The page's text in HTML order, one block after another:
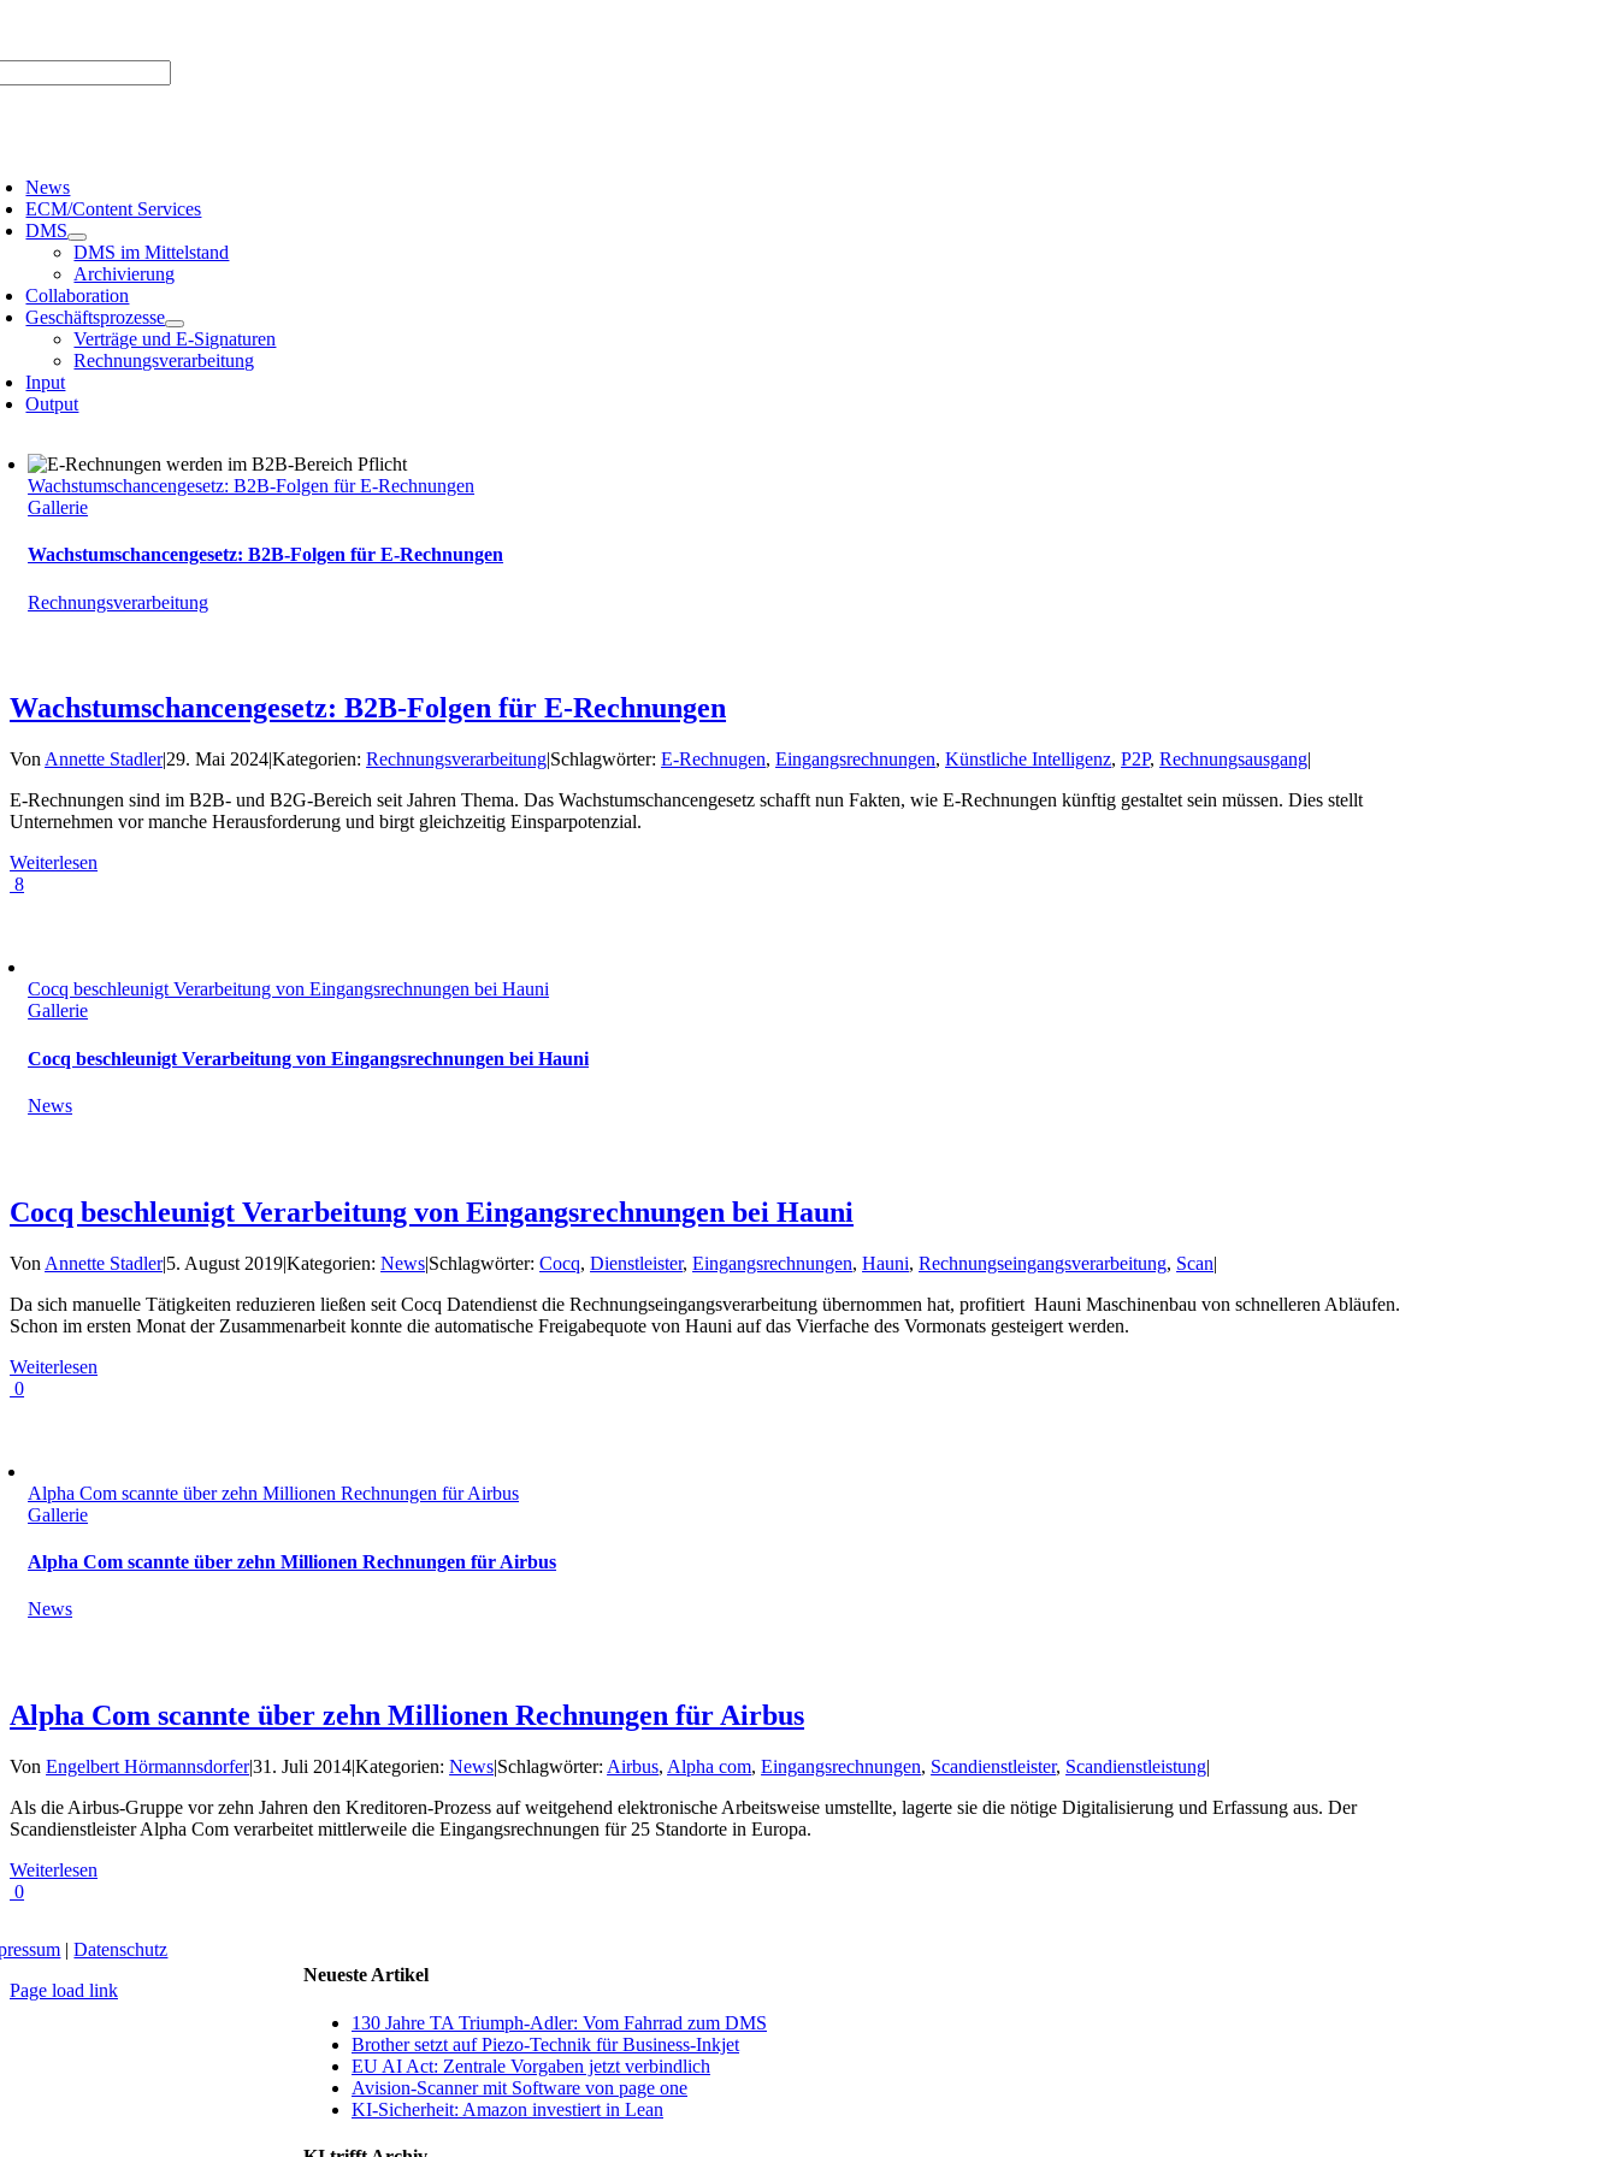
News
ECM/Content Services
DMS
DMS im Mittelstand
Archivierung
Collaboration
Geschäftsprozesse
Verträge und E-Signaturen
Rechnungsverarbeitung
Input
Output
Wachstumschancengesetz: B2B-Folgen für E-Rechnungen
Gallerie
Wachstumschancengesetz: B2B-Folgen für E-Rechnungen
Rechnungsverarbeitung
Wachstumschancengesetz: B2B-Folgen für E-Rechnungen
Von Annette Stadler|29. Mai 2024|Kategorien:Rechnungsverarbeitung|Schlagwörter:E-Rechnugen,Eingangsrechnungen,Künstliche Intelligenz,P2P,Rechnungsausgang|
E-Rechnungen sind im B2B- und B2G-Bereich seit Jahren Thema. Das Wachstumschancengesetz schafft nun Fakten, wie E-Rechnungen künftig gestaltet sein müssen. Dies stellt
Unternehmen vor manche Herausforderung und birgt gleichzeitig Einsparpotenzial.
Weiterlesen
8
Cocq beschleunigt Verarbeitung von Eingangsrechnungen bei Hauni
Gallerie
Cocq beschleunigt Verarbeitung von Eingangsrechnungen bei Hauni
News
Cocq beschleunigt Verarbeitung von Eingangsrechnungen bei Hauni
Von Annette Stadler|5. August 2019|Kategorien:News|Schlagwörter:Cocq,Dienstleister,Eingangsrechnungen,Hauni,Rechnungseingangsverarbeitung, Scan|
Da sich manuelle Tätigkeiten reduzieren ließen seit Cocq Datendienst die Rechnungseingangsverarbeitung übernommen hat, profitiert Hauni Maschinenbau von schnelleren Abläufen.
Schon im ersten Monat der Zusammenarbeit konnte die automatische Freigabequote von Hauni auf das Vierfache des Vormonats gesteigert werden.
Weiterlesen
0
Alpha Com scannte über zehn Millionen Rechnungen für Airbus
Gallerie
Alpha Com scannte über zehn Millionen Rechnungen für Airbus
News
Alpha Com scannte über zehn Millionen Rechnungen für Airbus
VonEngelbert Hörmannsdorfer|31. Juli 2014|Kategorien:News|Schlagwörter: Airbus, Alpha com,Eingangsrechnungen, Scandienstleister, Scandienstleistung|
Als die Airbus-Gruppe vor zehn Jahren den Kreditoren-Prozess auf weitgehend elektronische Arbeitsweise umstellte, lagerte sie die nötige Digitalisierung und Erfassung aus. Der
Scandienstleister Alpha Com verarbeitet mittlerweile die Eingangsrechnungen für 25 Standorte in Europa.
Weiterlesen
0
Neueste Artikel
130 Jahre TA Triumph-Adler: Vom Fahrrad zum DMS
Brother setzt auf Piezo-Technik für Business-Inkjet
EU AI Act: Zentrale Vorgaben jetzt verbindlich
Avision-Scanner mit Software von page one
KI-Sicherheit: Amazon investiert in Lean
|Datenschutz
Page load link